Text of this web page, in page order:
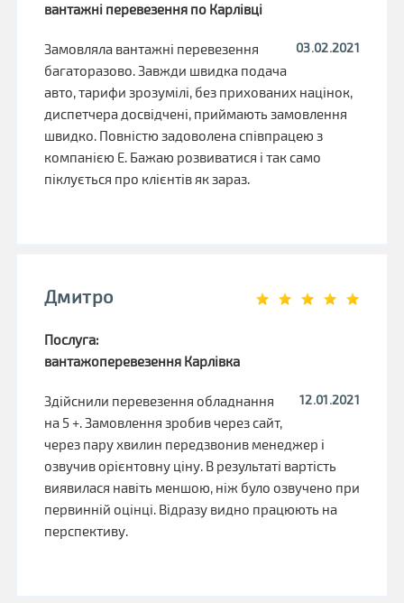
вантажні перевезення по Карлівці
03.02.2021
Замовляла вантажні перевезення
багаторазово. Завжди швидка подача
авто, тарифи зрозумілі, без прихованих націнок,
диспетчера досвідчені, приймають замовлення
швидко. Повністю задоволена співпрацею з
компанією Е. Бажаю розвиватися і так само
піклується про клієнтів як зараз.
Дмитро
Послуга:
вантажоперевезення Карлівка
12.01.2021
Здійснили перевезення обладнання
на 5 +. Замовлення зробив через сайт,
через пару хвилин передзвонив менеджер і
озвучив орієнтовну ціну. В результаті вартість
виявилася навіть меншою, ніж було озвучено при
первинній оцінці. Відразу видно працюють на
перспективу.